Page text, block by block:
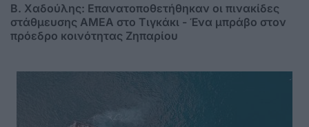
B. Xαδούλης: Επανατοποθετήθηκαν οι πινακίδες
στάθμευσης ΑMΕΑ στο Τιγκάκι - Ένα μπράβο στον
πρόεδρο κοινότητας Ζηπαρίου